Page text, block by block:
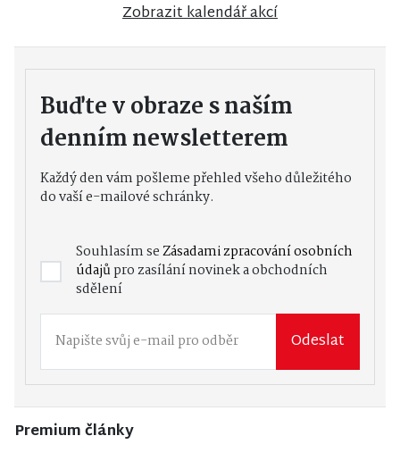
Zobrazit kalendář akcí
Buďte v obraze s naším
denním newsletterem
Každý den vám pošleme přehled všeho důležitého
do vaší e-mailové schránky.
Souhlasím seZásadami zpracování osobních
údajůpro zasílání novinek a obchodních
sdělení
Odeslat
Premium články